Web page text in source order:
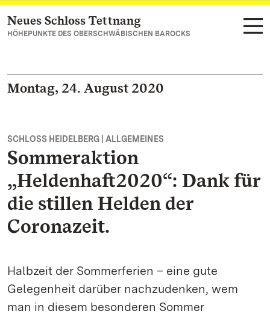
Zum Hauptinhalt springen
Neues Schloss Tettnang
HÖHEPUNKTE DES OBERSCHWÄBISCHEN BAROCKS
Montag, 24. August 2020
SCHLOSS HEIDELBERG | ALLGEMEINES
Sommeraktion
„Heldenhaft2020“: Dank für
die stillen Helden der
Coronazeit.
Halbzeit der Sommerferien – eine gute
Gelegenheit darüber nachzudenken, wem
man in diesem besonderen Sommer